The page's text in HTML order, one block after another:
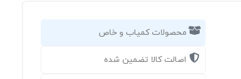
محصولات کمیاب و خاص
اصالت کالا تضمین شده